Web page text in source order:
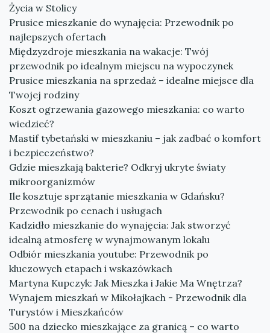
Życia w Stolicy
Prusice mieszkanie do wynajęcia: Przewodnik po
najlepszych ofertach
Międzyzdroje mieszkania na wakacje: Twój
przewodnik po idealnym miejscu na wypoczynek
Prusice mieszkania na sprzedaż – idealne miejsce dla
Twojej rodziny
Koszt ogrzewania gazowego mieszkania: co warto
wiedzieć?
Mastif tybetański w mieszkaniu – jak zadbać o komfort
i bezpieczeństwo?
Gdzie mieszkają bakterie? Odkryj ukryte światy
mikroorganizmów
Ile kosztuje sprzątanie mieszkania w Gdańsku?
Przewodnik po cenach i usługach
Kadzidło mieszkanie do wynajęcia: Jak stworzyć
idealną atmosferę w wynajmowanym lokalu
Odbiór mieszkania youtube: Przewodnik po
kluczowych etapach i wskazówkach
Martyna Kupczyk: Jak Mieszka i Jakie Ma Wnętrza?
Wynajem mieszkań w Mikołajkach - Przewodnik dla
Turystów i Mieszkańców
500 na dziecko mieszkające za granicą – co warto